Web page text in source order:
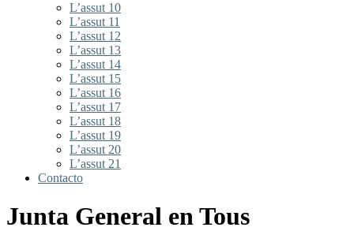
L’assut 10
L’assut 11
L’assut 12
L’assut 13
L’assut 14
L’assut 15
L’assut 16
L’assut 17
L’assut 18
L’assut 19
L’assut 20
L’assut 21
Contacto
Junta General en Tous